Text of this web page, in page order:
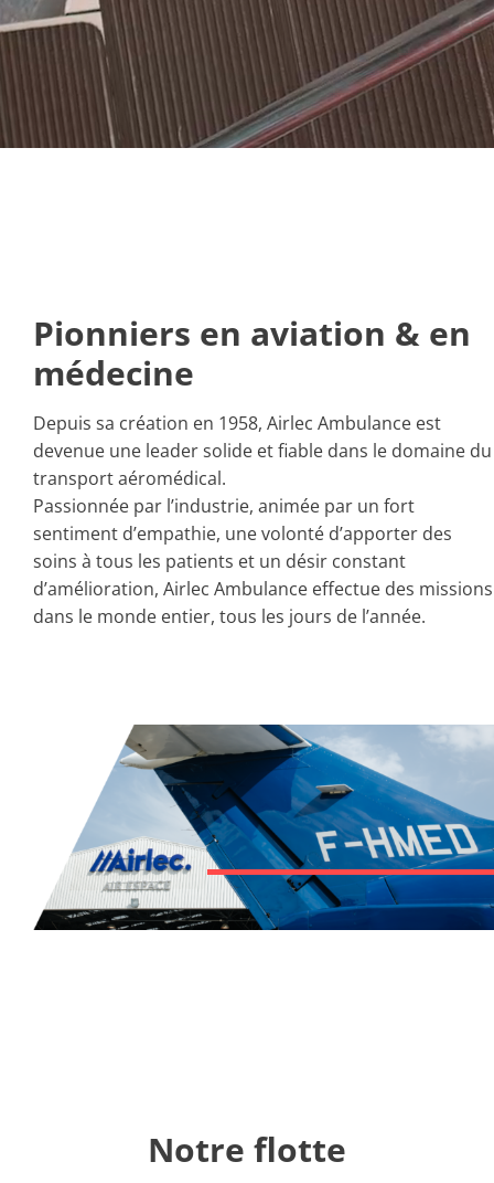
Pionniers en aviation & en
médecine
Depuis sa création en 1958, Airlec Ambulance est
devenue une leader solide et fiable dans le domaine du
transport aéromédical.
Passionnée par l’industrie, animée par un fort
sentiment d’empathie, une volonté d’apporter des
soins à tous les patients et un désir constant
d’amélioration, Airlec Ambulance effectue des missions
dans le monde entier, tous les jours de l’année.
Notre flotte